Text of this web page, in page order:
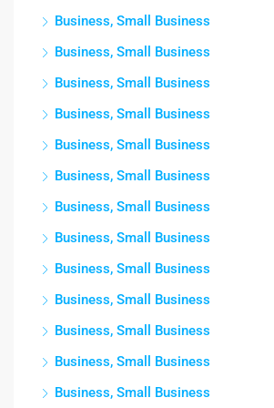
Business, Small Business
Business, Small Business
Business, Small Business
Business, Small Business
Business, Small Business
Business, Small Business
Business, Small Business
Business, Small Business
Business, Small Business
Business, Small Business
Business, Small Business
Business, Small Business
Business, Small Business